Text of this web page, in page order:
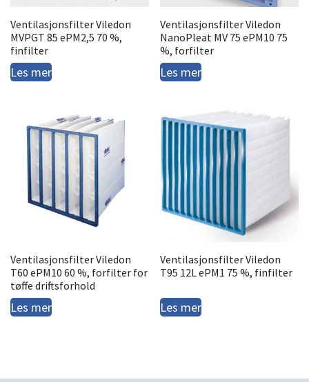
Ventilasjonsfilter Viledon
MVPGT 85 ePM2,5 70 %,
finfilter
Les mer
Ventilasjonsfilter Viledon
NanoPleat MV 75 ePM10 75
%, forfilter
Les mer
Ventilasjonsfilter Viledon
T60 ePM10 60 %, forfilter for
tøffe driftsforhold
Les mer
Ventilasjonsfilter Viledon
T95 12L ePM1 75 %, finfilter
Les mer